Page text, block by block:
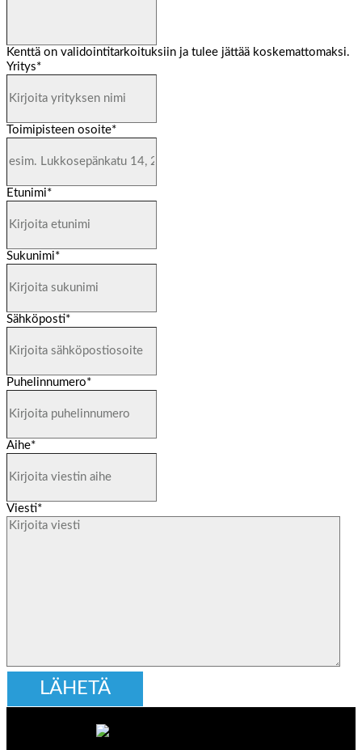
Kenttä on validointitarkoituksiin ja tulee jättää koskemattomaksi.
Yritys*
Toimipisteen osoite*
Etunimi*
Sukunimi*
Sähköposti*
Puhelinnumero*
Aihe*
Viesti*